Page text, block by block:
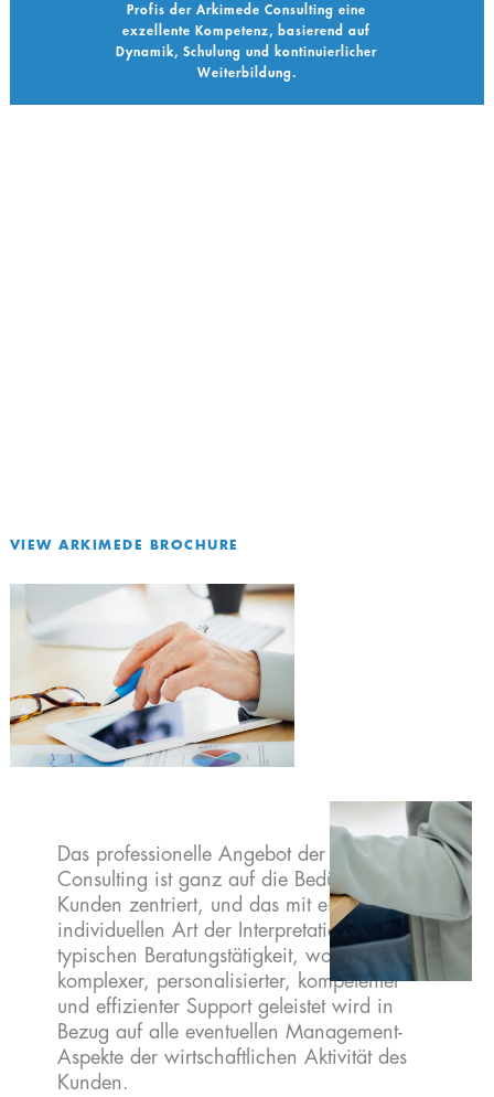
Profis der Arkimede Consulting eine
exzellente Kompetenz, basierend auf
Dynamik, Schulung und kontinuierlicher
Weiterbildung.
VIEW ARKIMEDE BROCHURE
Das professionelle Angebot der Arkimede
Consulting ist ganz auf die Bedürfnisse der
Kunden zentriert, und das mit einer ganz
individuellen Art der Interpretation einer
typischen Beratungstätigkeit, wodurch ein
komplexer, personalisierter, kompetenter
und effizienter Support geleistet wird in
Bezug auf alle eventuellen Management-
Aspekte der wirtschaftlichen Aktivität des
Kunden.